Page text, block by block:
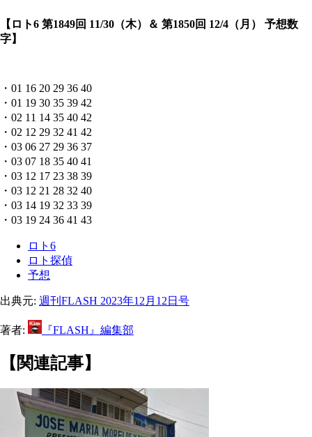
【ロト6 第1849回 11/30（木）＆ 第1850回 12/4（月） 予想数
字】
・01 16 20 29 36 40
・01 19 30 35 39 42
・02 11 14 35 40 42
・02 12 29 32 41 42
・03 06 27 29 36 37
・03 07 18 35 40 41
・03 12 17 23 38 39
・03 12 21 28 32 40
・03 14 19 32 33 39
・03 19 24 36 41 43
ロト6
ロト探偵
予想
出典元: 週刊FLASH 2023年12月12日号
著者: 『FLASH』編集部
【関連記事】